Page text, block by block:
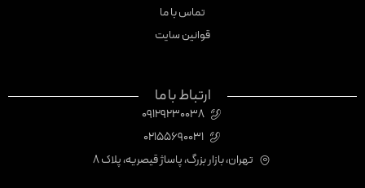
تماس با ما
قوانین سایت
ارتباط با ما
09129230038
02155690031
تهران، بازار بزرگ، پاساژ قیصریه، پلاک 8